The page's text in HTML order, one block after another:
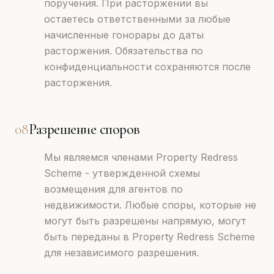
поручения. При расторжении вы
остаетесь ответственными за любые
начисленные гонорары до даты
расторжения. Обязательства по
конфиденциальности сохраняются после
расторжения.
08Разрешение споров
Мы являемся членами Property Redress
Scheme - утвержденной схемы
возмещения для агентов по
недвижимости. Любые споры, которые не
могут быть разрешены напрямую, могут
быть переданы в Property Redress Scheme
для независимого разрешения.